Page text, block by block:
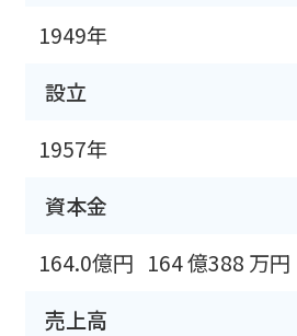
1949年
設立
1957年
資本金
164.0億円 164 億388 万円
売上高